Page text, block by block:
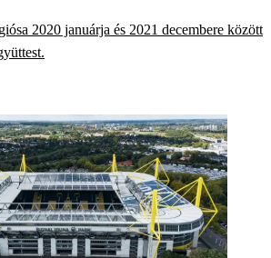
2020 januárja és 2021 decembere között